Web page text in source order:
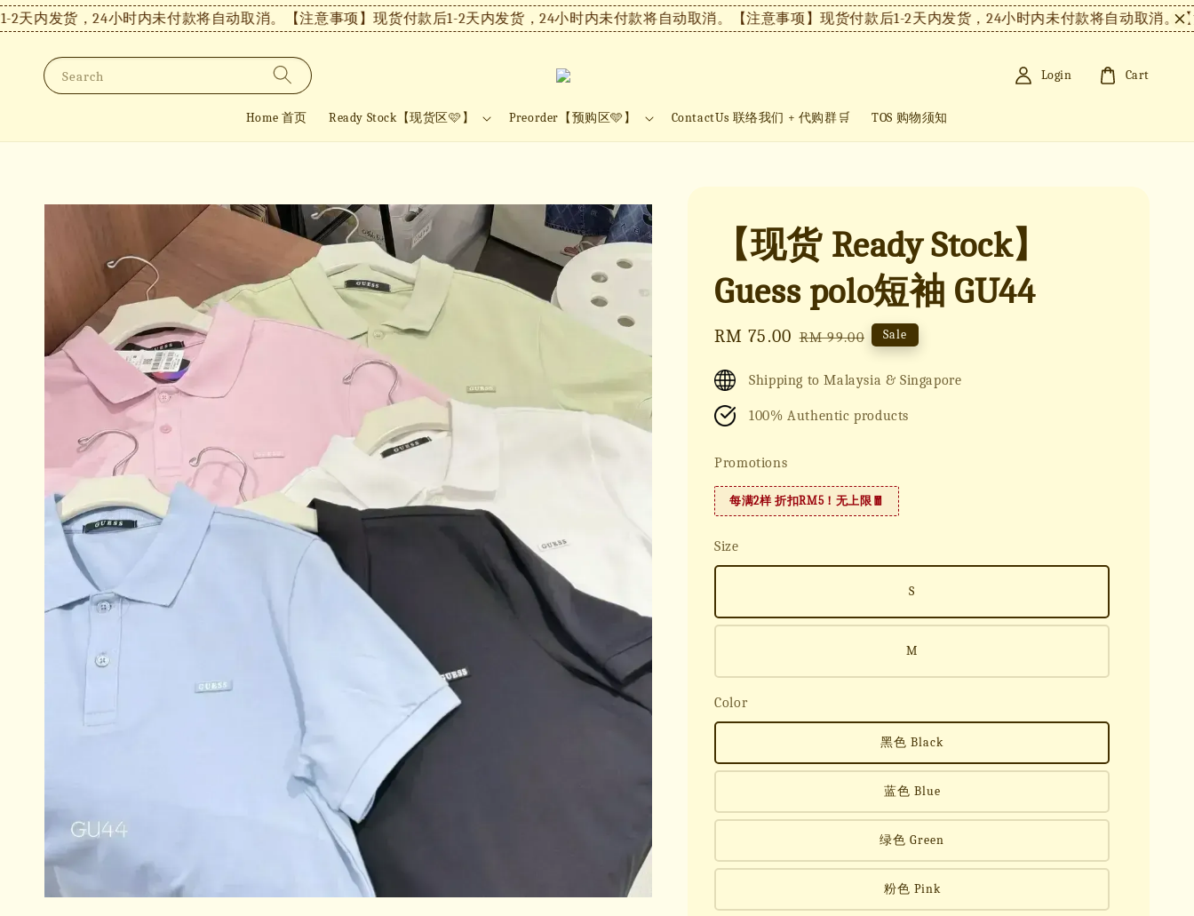
内发货，24小时内未付款将自动取消。【注意事项】现货付款后1-2天内发货，24小时内未付款将自动取消。【注意事项】现货付款后1-2天内发货，24小时内未付款将自动取消。【注
Search
Home 首页 Ready Stock【现货区🩷】 Preorder【预购区🩵】 ContactUs 联络我们 + 代购群🛒 TOS 购物须知
Login Cart
【现货 Ready Stock】
Guess polo短袖 GU44
Sale
RM 75.00 Regular
RM 99.00 Sale
Shipping to Malaysia & Singapore
100% Authentic products
Promotions
每满2样 折扣RM5！无上限🧧
Size
S
M
Color
黑色 Black
蓝色 Blue
绿色 Green
粉色 Pink